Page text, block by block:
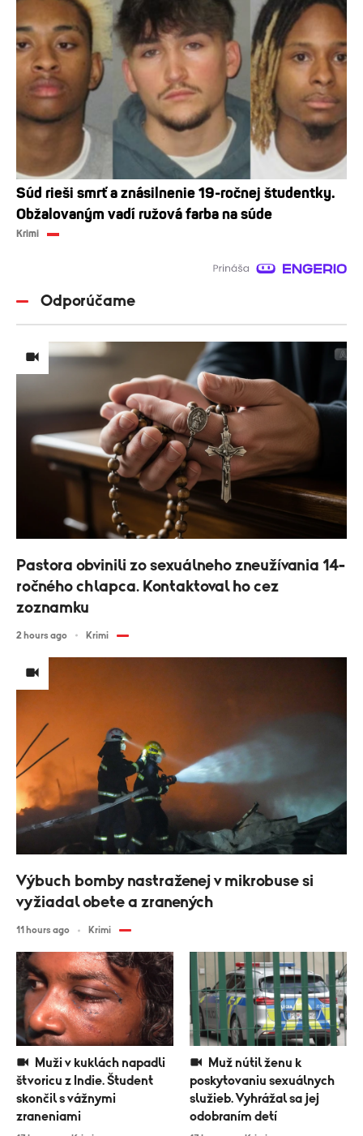
Súd rieši smrť a znásilnenie 19-ročnej študentky.
Obžalovaným vadí ružová farba na súde
Krimi
Odporúčame
Pastora obvinili zo sexuálneho zneužívania 14-
ročného chlapca. Kontaktoval ho cez
zoznamku
2 hours ago Krimi
Výbuch bomby nastraženej v mikrobuse si
vyžiadal obete a zranených
11 hours ago Krimi
štvoricu z Indie. Študent
skončil s vážnymi
zraneniami
poskytovaniu sexuálnych
služieb. Vyhrážal sa jej
odobraním detí